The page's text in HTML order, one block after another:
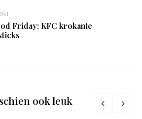
Friday: KFC krokante
ook leuk